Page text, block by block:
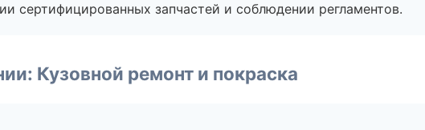
сертифицированных запчастей и соблюдении регламентов.
Кузовной ремонт и покраска